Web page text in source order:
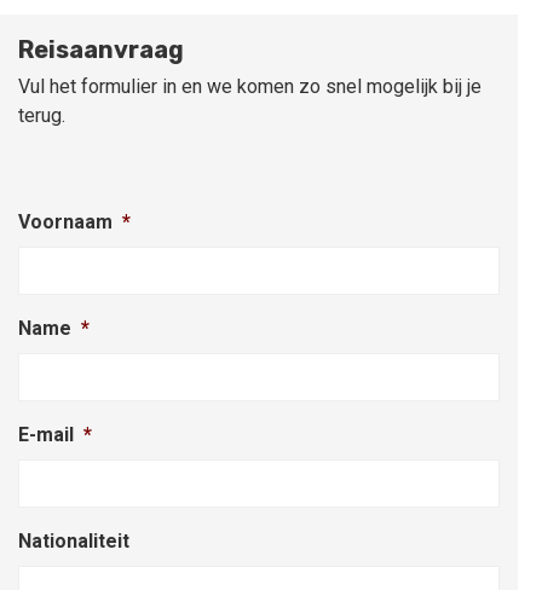
Reisaanvraag
Vul het formulier in en we komen zo snel mogelijk bij je
terug.
Voornaam *
Name *
E-mail *
Nationaliteit